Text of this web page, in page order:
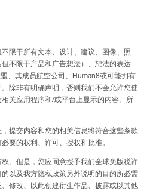
限于所有文本、设计、建议、图像、照
不限于产品和广告想法）、想法的表达
、其成员航空公司、Human8或可能拥有
除非有明确声明，否则我们不会允许您使
关应用程序和/或平台上显示的内容。所
提交内容和您的相关信息将符合这些条款
要的权利、许可、授权和批准。
。但是，您应同意授予我们全球免版税许
以及我方隐私政策另外说明的目的所必需
修改、以此创建衍生作品、披露或以其他